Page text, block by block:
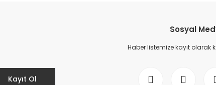
Kayıt Ol
Sosyal
Haber listemize kayıt